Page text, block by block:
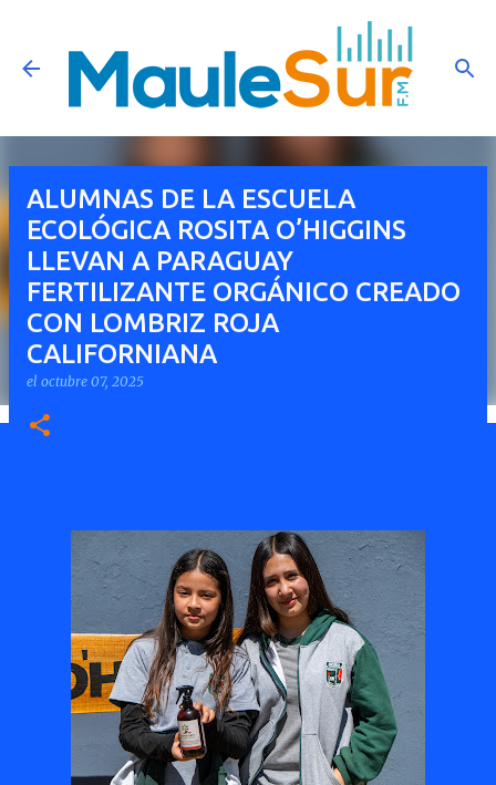
Ir al contenido principal
ALUMNAS DE LA ESCUELA
ECOLÓGICA ROSITA O’HIGGINS
LLEVAN A PARAGUAY
FERTILIZANTE ORGÁNICO CREADO
CON LOMBRIZ ROJA
CALIFORNIANA
el octubre 07, 2025